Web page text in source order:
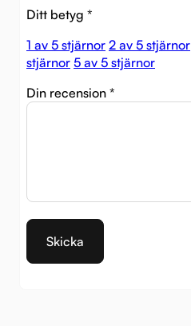
Ditt betyg *
1 av 5 stjärnor 2 av 5 stjärnor
stjärnor 5 av 5 stjärnor
Din recension *